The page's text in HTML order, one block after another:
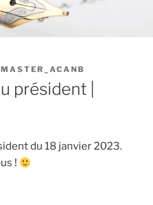
président |
du 18 janvier 2023.
!